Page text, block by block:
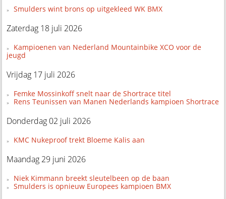
Smulders wint brons op uitgekleed WK BMX
Zaterdag 18 juli 2026
Kampioenen van Nederland Mountainbike XCO voor de
jeugd
Vrijdag 17 juli 2026
Femke Mossinkoff snelt naar de Shortrace titel
Rens Teunissen van Manen Nederlands kampioen Shortrace
Donderdag 02 juli 2026
KMC Nukeproof trekt Bloeme Kalis aan
Maandag 29 juni 2026
Niek Kimmann breekt sleutelbeen op de baan
Smulders is opnieuw Europees kampioen BMX